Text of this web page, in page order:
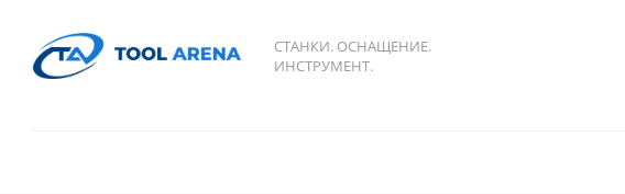
СТАНКИ. ОСНАЩЕНИЕ.
ИНСТРУМЕНТ.